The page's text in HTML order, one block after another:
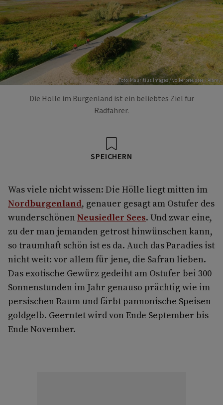
Foto: Mauritius Images / volkerpreusser / Alamy
Die Hölle im Burgenland ist ein beliebtes Ziel für
Radfahrer.
SPEICHERN
Was viele nicht wissen: Die Hölle liegt mitten im
Nordburgenland, genauer gesagt am Ostufer des
wunderschönen Neusiedler Sees. Und zwar eine,
zu der man jemanden getrost hinwünschen kann,
so traumhaft schön ist es da. Auch das Paradies ist
nicht weit: vor allem für jene, die Safran lieben.
Das exotische Gewürz gedeiht am Ostufer bei 300
Sonnenstunden im Jahr genauso prächtig wie im
persischen Raum und färbt pannonische Speisen
goldgelb. Geerntet wird von Ende September bis
Ende November.